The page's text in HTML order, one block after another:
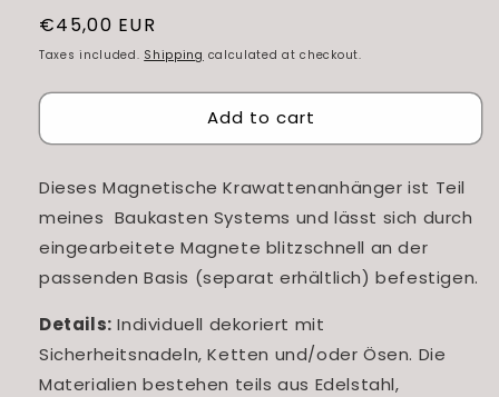
Regular
price
€45,00 EUR
Taxes included. Shipping calculated at checkout.
Add to cart
Dieses Magnetische Krawattenanhänger ist Teil
meines Baukasten Systems und lässt sich durch
eingearbeitete Magnete blitzschnell an der
passenden Basis (separat erhältlich) befestigen.
Details: Individuell dekoriert mit
Sicherheitsnadeln, Ketten und/oder Ösen. Die
Materialien bestehen teils aus Edelstahl,